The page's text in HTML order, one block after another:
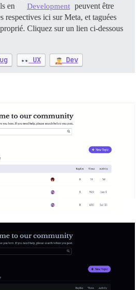
en
Development peuvent être
respectives ici sur Meta, et taguées
Cliquez sur un lien ci-dessous
UX Dev